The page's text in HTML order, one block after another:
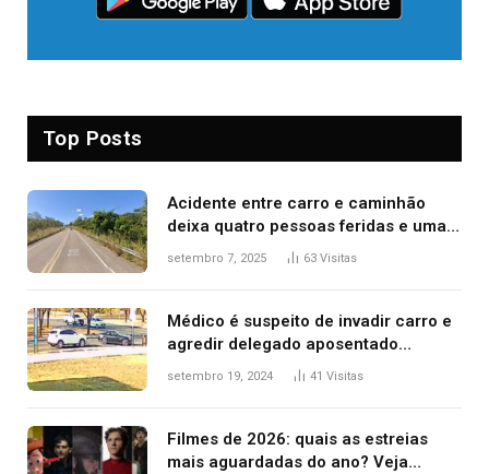
Top Posts
Acidente entre carro e caminhão
deixa quatro pessoas feridas e uma
mulher morta na TO-070
setembro 7, 2025 63 Visitas
Médico é suspeito de invadir carro e
agredir delegado aposentado
durante confusão no trânsito
setembro 19, 2024 41 Visitas
Filmes de 2026: quais as estreias
mais aguardadas do ano? Veja